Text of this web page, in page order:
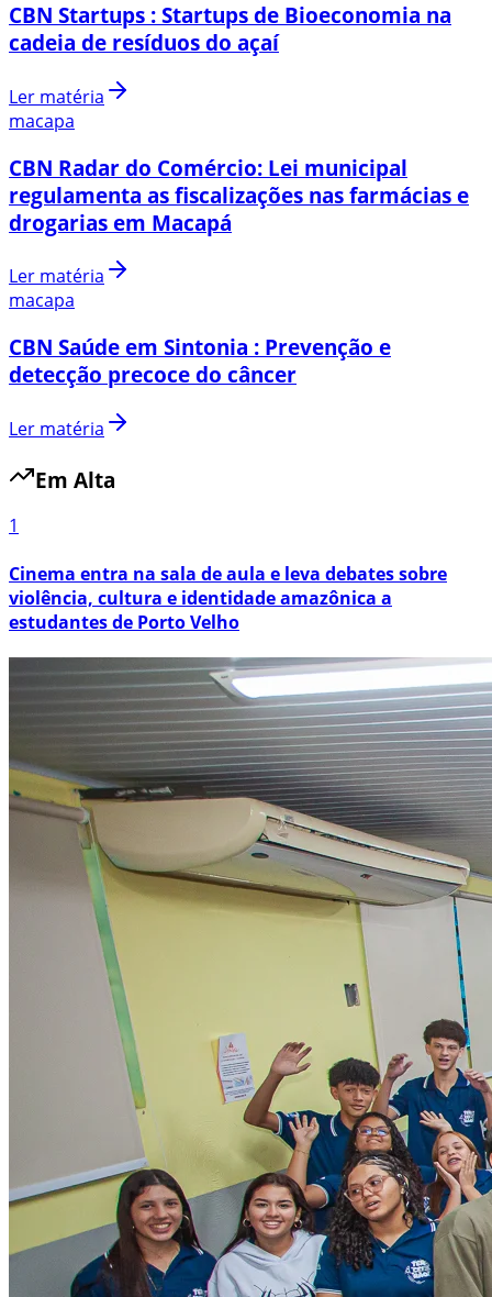
CBN Startups : Startups de Bioeconomia na
cadeia de resíduos do açaí
Ler matéria
macapa
CBN Radar do Comércio: Lei municipal
regulamenta as fiscalizações nas farmácias e
drogarias em Macapá
Ler matéria
macapa
CBN Saúde em Sintonia : Prevenção e
detecção precoce do câncer
Ler matéria
Em Alta
1
Cinema entra na sala de aula e leva debates sobre
violência, cultura e identidade amazônica a
estudantes de Porto Velho